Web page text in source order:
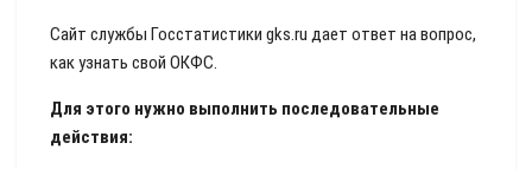
Сайт службы Госстатистики gks.ru дает ответ на вопрос,
как узнать свой ОКФС.
Для этого нужно выполнить последовательные
действия: